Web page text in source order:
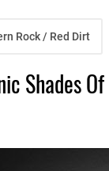
Rock / Red Dirt
Shades